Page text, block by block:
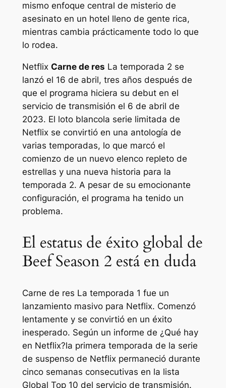
mismo enfoque central de misterio de
asesinato en un hotel lleno de gente rica,
mientras cambia prácticamente todo lo que
lo rodea.
Netflix Carne de res La temporada 2 se
lanzó el 16 de abril, tres años después de
que el programa hiciera su debut en el
servicio de transmisión el 6 de abril de
2023. El loto blancola serie limitada de
Netflix se convirtió en una antología de
varias temporadas, lo que marcó el
comienzo de un nuevo elenco repleto de
estrellas y una nueva historia para la
temporada 2. A pesar de su emocionante
configuración, el programa ha tenido un
problema.
El estatus de éxito global de
Beef Season 2 está en duda
Carne de res La temporada 1 fue un
lanzamiento masivo para Netflix. Comenzó
lentamente y se convirtió en un éxito
inesperado. Según un informe de ¿Qué hay
en Netflix?la primera temporada de la serie
de suspenso de Netflix permaneció durante
cinco semanas consecutivas en la lista
Global Top 10 del servicio de transmisión.